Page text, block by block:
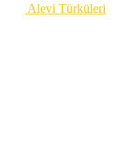
Alevi Türküleri